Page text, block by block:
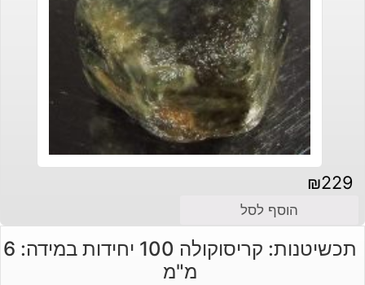
₪229
הוסף לסל
תכשיטנות: קריסוקולה 100 יחידות במידה: 6
מ"מ